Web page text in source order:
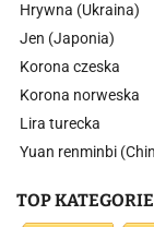
Hrywna (Ukraina)
Jen (Japonia)
Korona czeska
Korona norweska
Lira turecka
Yuan renminbi
TOP KATEGORIE